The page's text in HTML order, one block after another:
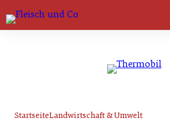
Marktführer
StartseiteLandwirtschaft & Umwelt